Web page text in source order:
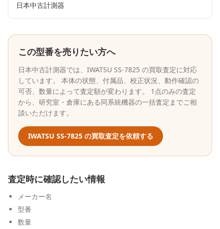
日本中古計測器
この型番を売りたい方へ
日本中古計測器では、 IWATSU SS-7825 の買取査定に対応
しています。 本体の状態、付属品、校正状況、動作確認の
可否、数量によって査定額が変わります。 1点のみの査定
から、研究室・倉庫にある同系統機器の一括査定までご相
談いただけます。
IWATSU SS-7825 の買取査定を依頼する
査定時に確認したい情報
メーカー名
型番
数量